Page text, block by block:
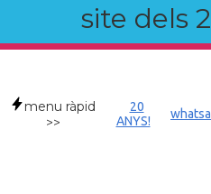
site dels
menu ràpid
>>
20
ANYS!